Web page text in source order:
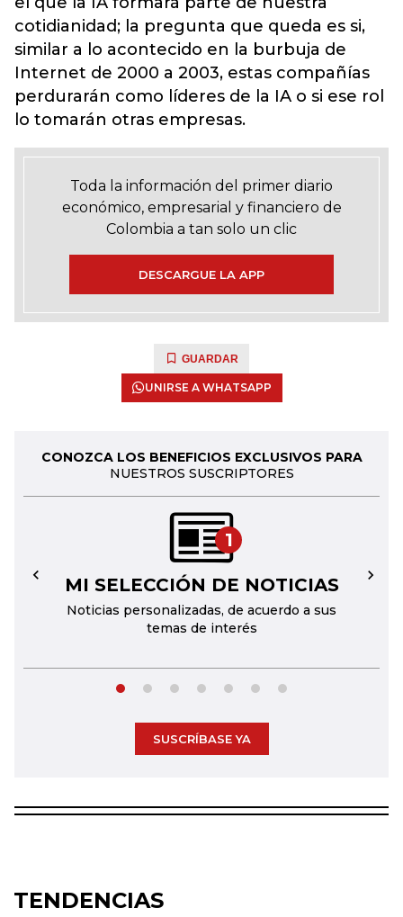
cotidianidad; la pregunta que queda es si,
similar a lo acontecido en la burbuja de
Internet de 2000 a 2003, estas compañías
perdurarán como líderes de la IA o si ese rol
lo tomarán otras empresas.
Toda la información del primer diario
económico, empresarial y financiero de
Colombia a tan solo un clic
DESCARGUE LA APP
GUARDAR
UNIRSE A WHATSAPP
CONOZCA LOS BENEFICIOS EXCLUSIVOS PARA
NUESTROS SUSCRIPTORES
1
MI SELECCIÓN DE NOTICIAS
Noticias personalizadas, de acuerdo a sus
temas de interés
← →
SUSCRÍBASE YA
TENDENCIAS